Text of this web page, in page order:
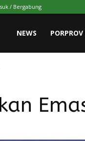
/ Bergabung
NEWS